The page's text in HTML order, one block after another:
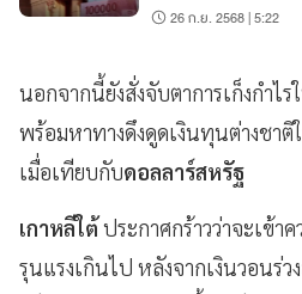
26 ก.ย. 2568 | 5:22
นอกจากนี้ยังสั่งจับตาการเก็งกำไ
พร้อมหาทางดึงดูดเงินทุนต่างชาติ
เมื่อเทียบกับดอลลาร์สหรัฐ
เกาหลีใต้ประกาศกร้าวว่าจะเข้
รุนแรงเกินไป หลังจากเงินวอนร่ว